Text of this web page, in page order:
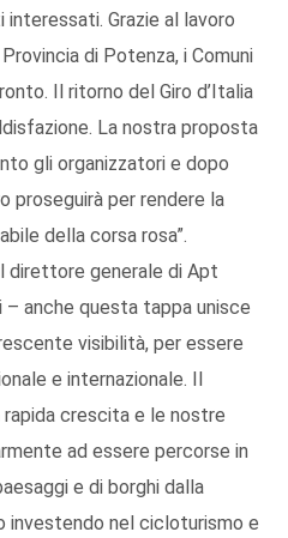
Grazie al lavoro
di Potenza, i Comuni
Il ritorno del Giro d’Italia
La nostra proposta
gli organizzatori e dopo
proseguirà per rendere la
della corsa rosa”.
direttore generale di Apt
anche questa tappa unisce
visibilità, per essere
e internazionale. Il
crescita e le nostre
ad essere percorse in
e di borghi dalla
investendo nel cicloturismo e